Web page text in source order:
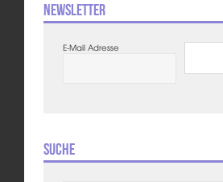
Newsletter
E-Mail Adresse
Suche